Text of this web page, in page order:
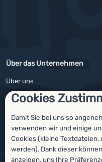
Cookies
Damit Sie bei uns so
verwenden wir und einige
Cookies (kleine
werden). Dank dieser
anzeigen, uns Ihre
Über das Unternehmen
Über uns
Impressum
4camping4nature
Unsere Tester